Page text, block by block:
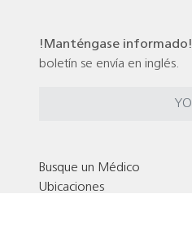
!Manténgase informado!
boletín se envía en inglés.
Busque un Médico
Ubicaciones